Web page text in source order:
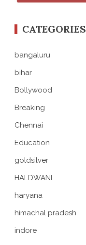
CATEGORIES
bangaluru
bihar
Bollywood
Breaking
Chennai
Education
goldsilver
HALDWANI
haryana
himachal pradesh
indore